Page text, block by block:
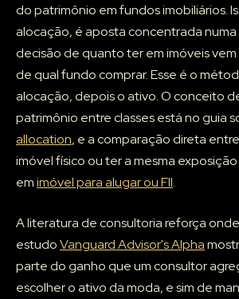
do patrimônio em fundos imobiliários.
alocação, é aposta concentrada numa
decisão de quanto ter em imóveis
de qual fundo comprar. Esse é o
alocação, depois o ativo. O conceito
patrimônio entre classes está no guia
allocation, e a comparação direta
imóvel físico ou ter a mesma
emimóvel para alugar ou FII.
A literatura de consultoria reforça
estudoVanguard Advisor's Alpha
parte do ganho que um consultor
escolher o ativo da moda, e sim de